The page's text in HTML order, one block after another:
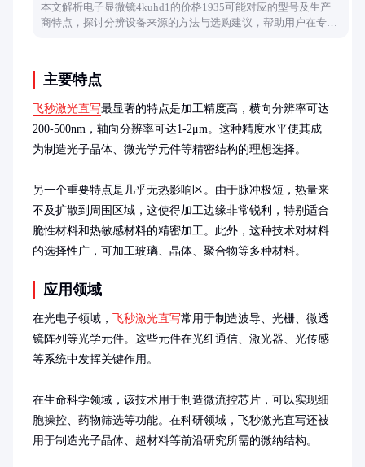
本文解析电子显微镜4kuhd1的价格1935可能对应的型号及生产
商特点，探讨分辨设备来源的方法与选购建议，帮助用户在专业
主要特点
飞秒激光直写最显著的特点是加工精度高，横向分辨率可达
200-500nm，轴向分辨率可达1-2μm。这种精度水平使其成
为制造光子晶体、微光学元件等精密结构的理想选择。
另一个重要特点是几乎无热影响区。由于脉冲极短，热量来
不及扩散到周围区域，这使得加工边缘非常锐利，特别适合
脆性材料和热敏感材料的精密加工。此外，这种技术对材料
的选择性广，可加工玻璃、晶体、聚合物等多种材料。
应用领域
在光电子领域， 飞秒激光直写常用于制造波导、光栅、微透
镜阵列等光学元件。这些元件在光纤通信、激光器、光传感
等系统中发挥关键作用。
在生命科学领域，该技术用于制造微流控芯片，可以实现细
胞操控、药物筛选等功能。在科研领域，飞秒激光直写还被
用于制造光子晶体、超材料等前沿研究所需的微纳结构。